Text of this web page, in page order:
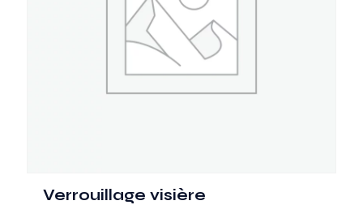
Verrouillage visière